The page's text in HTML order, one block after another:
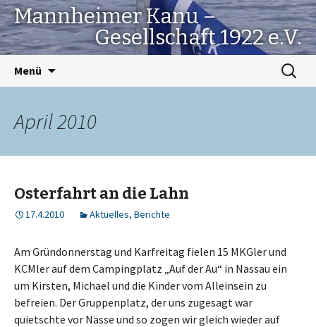
Mannheimer Kanu –
Gesellschaft 1922 e.V.
Menü
Suchen
nach:
April 2010
Osterfahrt an die Lahn
17.4.2010 Aktuelles, Berichte
Am Gründonnerstag und Karfreitag fielen 15 MKGler und
KCMler auf dem Campingplatz „Auf der Au“ in Nassau ein
um Kirsten, Michael und die Kinder vom Alleinsein zu
befreien. Der Gruppenplatz, der uns zugesagt war
quietschte vor Nässe und so zogen wir gleich wieder auf